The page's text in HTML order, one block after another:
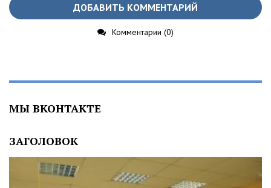
ДОБАВИТЬ КОММЕНТАРИЙ
Комментарии (0)
МЫ ВКОНТАКТЕ
ЗАГОЛОВОК